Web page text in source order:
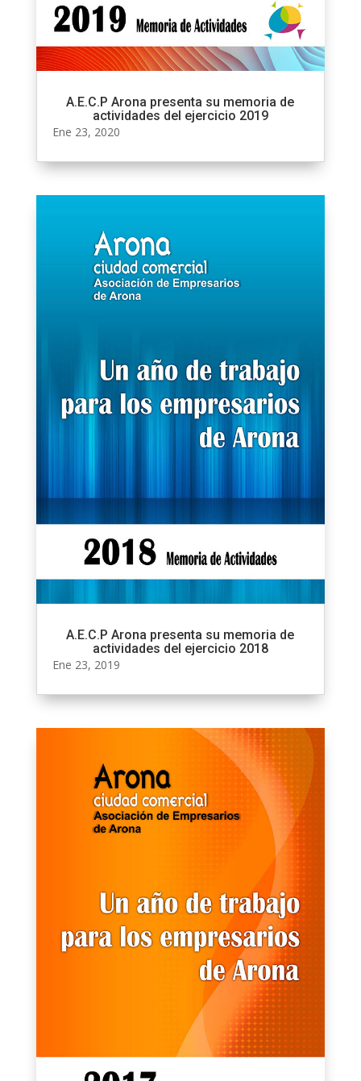
A.E.C.P Arona presenta su memoria de
actividades del ejercicio 2019
Ene 23, 2020
A.E.C.P Arona presenta su memoria de
actividades del ejercicio 2018
Ene 23, 2019